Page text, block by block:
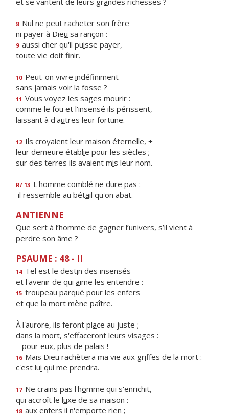
8 Nul ne peut racheter son frère
ni payer à Dieu sa rançon :
9 aussi cher qu'il puisse payer,
toute vie doit finir.
10 Peut-on vivre indéfiniment
sans jamais voir la fosse ?
11 Vous voyez les sages mourir :
comme le fou et l'insensé ils périssent,
laissant à d'autres leur fortune.
12 Ils croyaient leur maison éternelle, +
leur demeure établie pour les siècles ;
sur des terres ils avaient mis leur nom.
R/ 13 L'homme comblé ne dure pas :
il ressemble au bétail qu'on abat.
ANTIENNE
Que sert à l’homme de gagner l’univers, s’il vient à
perdre son âme ?
PSAUME : 48 - II
14 Tel est le destin des insensés
et l'avenir de qui aime les entendre :
15 troupeau parqué pour les enfers
et que la mort mène paître.
À l'aurore, ils feront place au juste ;
dans la mort, s'effaceront leurs visages :
pour eux, plus de palais !
16 Mais Dieu rachètera ma vie aux griffes de la mort :
c'est lui qui me prendra.
17 Ne crains pas l'homme qui s'enrichit,
qui accroît le luxe de sa maison :
18 aux enfers il n'emporte rien ;